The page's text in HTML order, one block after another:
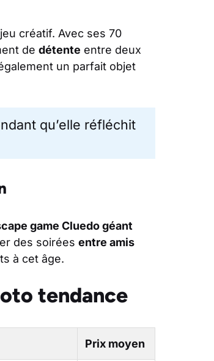
créatif. Avec ses 70
de détente entre deux
un parfait objet
qu’elle réfléchit
game Cluedo géant
des soirées entre amis
à cet âge.
tendance
Prix moyen